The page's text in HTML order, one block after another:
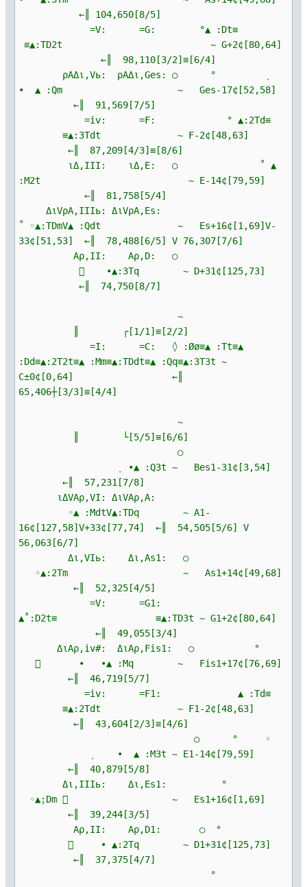
←║ 104,650[8/5]
=V: =G: °▲ :Dt≡
≡▲:TD2t ~ G+2¢[80,64]
←║ 98,110[3/2]≡[6/4]
ρΑΔι,Vь: ρΑΔι,Ges: ○ ° ָ
∙ ▲ :Qm ~ Ges-17¢[52,58]
←║ 91,569[7/5]
=iv: =F: ° ▲:2Td≡
≡▲:3Tdt ~ F-2¢[48,63]
←║ 87,209[4/3]≡[8/6]
ιΔ,III: ιΔ,E: ○ ˚ ▲
:M2t ~ E-14¢[79,59]
←║ 81,758[5/4]
ΔιVρΑ,IIIь: ΔιVρΑ,Es:
˚ ◦▲:TDmV▲ :Qdt ~ Es+16¢[1,69]V-
33¢[51,53] ←║ 78,488[6/5] V 76,307[7/6]
Αρ,II: Αρ,D: ○
 ∙▲:3Tq ~ D+31¢[125,73]
←║ 74,750[8/7]
~
║ ┌[1/1]≡[2/2]
=I: =C: ◊ :Øø≡▲ :Tt≡▲
:Dd≡▲:2T2t≡▲ :Mm≡▲:TDdt≡▲ :Qq≡▲:3T3t ~
C±0¢[0,64] ←║
65,406┼[3/3]≡[4/4]
~
║ └[5/5]≡[6/6]
○
ָ ∙▲ :Q3t ~ Bes1-31¢[3,54]
←║ 57,231[7/8]
ιΔVΑρ,VI: ΔιVΑρ,A:
◦▲ :MdtV▲:TDq ~ A1-
16¢[127,58]V+33¢[77,74] ←║ 54,505[5/6] V
56,063[6/7]
Δι,VIь: Δι,As1: ○
◦▲:2Tm ~ As1+14¢[49,68]
←║ 52,325[4/5]
=V: =G1:
▲˚:D2t≡ ≡▲:TD3t ~ G1+2¢[80,64]
←║ 49,055[3/4]
ΔιΑρ,iv#: ΔιΑρ,Fis1: ○ °
 ∙ ∙▲ :Mq ~ Fis1+17¢[76,69]
←║ 46,719[5/7]
=iv: =F1: ▲ :Td≡
≡▲:2Tdt ~ F1-2¢[48,63]
←║ 43,604[2/3]≡[4/6]
○ ° ◦
ָ ∙ ▲ :M3t ~ E1-14¢[79,59]
←║ 40,879[5/8]
Δι,IIIь: Δι,Es1: °
◦▲ָ:Dm  ~ Es1+16¢[1,69]
←║ 39,244[3/5]
Αρ,II: Αρ,D1: ○ °
 ∙ ▲:2Tq ~ D1+31¢[125,73]
←║ 37,375[4/7]
°